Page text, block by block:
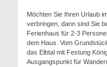
Möchten Sie Ihren Urlaub
verbringen, dann sind Sie
Ferienhaus für 2-3
dem Haus. Vom
das Elbtal mit Festung
Ausgangspunkt für